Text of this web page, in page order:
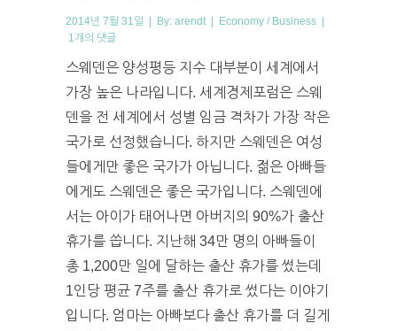
2014년 7월 31일 | By: arendt | Economy / Business |
1개의 댓글
스웨덴은 양성평등 지수 대부분이 세계에서
가장 높은 나라입니다. 세계경제포럼은 스웨
덴을 전 세계에서 성별 임금 격차가 가장 작은
국가로 선정했습니다. 하지만 스웨덴은 여성
들에게만 좋은 국가가 아닙니다. 젊은 아빠들
에게도 스웨덴은 좋은 국가입니다. 스웨덴에
서는 아이가 태어나면 아버지의 90%가 출산
휴가를 씁니다. 지난해 34만 명의 아빠들이
총 1,200만 일에 달하는 출산 휴가를 썼는데
1인당 평균 7주를 출산 휴가로 썼다는 이야기
입니다. 엄마는 아빠보다 출산 휴가를 더 길게